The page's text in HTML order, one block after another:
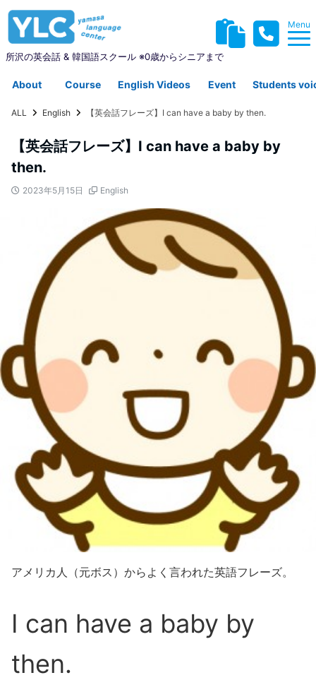
所沢の英会話 & 韓国語スクール ※0歳からシニアまで
Menu
About Course
コース紹介
English Videos
英会話動画集
Event
イベント
Students
ALL English 【英会話フレーズ】I can have a baby by then.
【英会話フレーズ】I can have a baby by
then.
2023年5月15日 English
アメリカ人（元ボス）からよく言われた英語フレーズ。
I can have a baby by
then.